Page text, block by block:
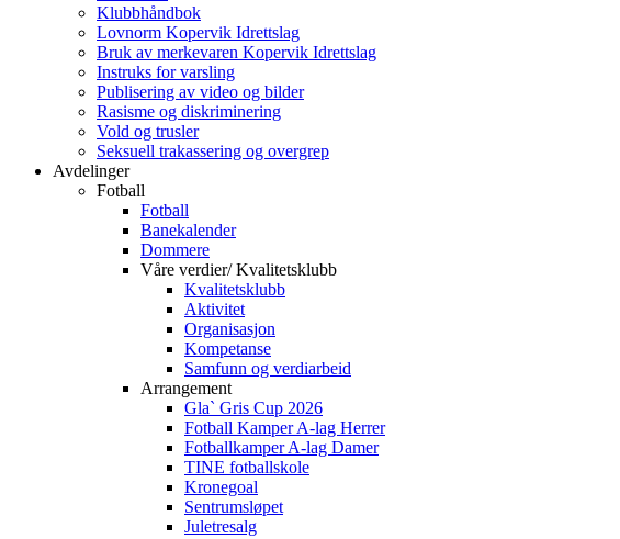
Klubbhåndbok
Lovnorm Kopervik Idrettslag
Bruk av merkevaren Kopervik Idrettslag
Instruks for varsling
Publisering av video og bilder
Rasisme og diskriminering
Vold og trusler
Seksuell trakassering og overgrep
Avdelinger
Fotball
Fotball
Banekalender
Dommere
Våre verdier/ Kvalitetsklubb
Kvalitetsklubb
Aktivitet
Organisasjon
Kompetanse
Samfunn og verdiarbeid
Arrangement
Gla` Gris Cup 2026
Fotball Kamper A-lag Herrer
Fotballkamper A-lag Damer
TINE fotballskole
Kronegoal
Sentrumsløpet
Juletresalg